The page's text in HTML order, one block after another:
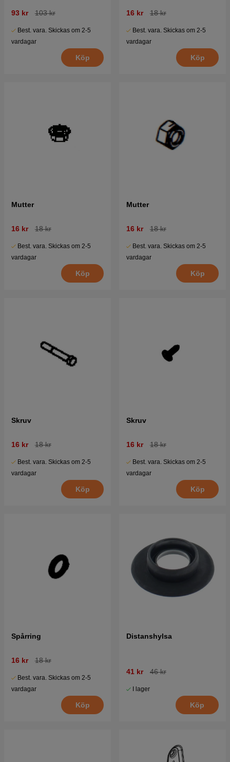
93 kr 103 kr
Best. vara. Skickas om 2-5
vardagar
Köp
16 kr 18 kr
Best. vara. Skickas om 2-5
vardagar
Köp
Mutter
16 kr 18 kr
Best. vara. Skickas om 2-5
vardagar
Köp
Mutter
16 kr 18 kr
Best. vara. Skickas om 2-5
vardagar
Köp
Skruv
16 kr 18 kr
Best. vara. Skickas om 2-5
vardagar
Köp
Skruv
16 kr 18 kr
Best. vara. Skickas om 2-5
vardagar
Köp
Spårring
16 kr 18 kr
Best. vara. Skickas om 2-5
vardagar
Köp
Distanshylsa
41 kr 46 kr
I lager
Köp